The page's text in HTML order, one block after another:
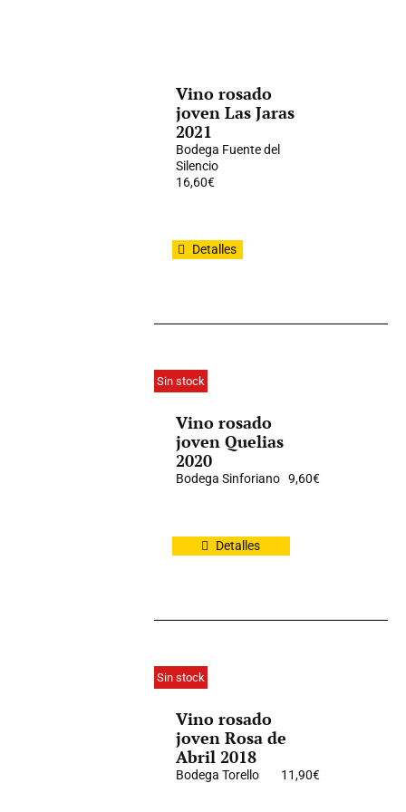
Vino rosado
joven Las Jaras
2021
Bodega Fuente del
Silencio
16,60€
Detalles
Sin stock
Vino rosado
joven Quelias
2020
Bodega Sinforiano 9,60€
Detalles
Sin stock
Vino rosado
joven Rosa de
Abril 2018
Bodega Torello 11,90€